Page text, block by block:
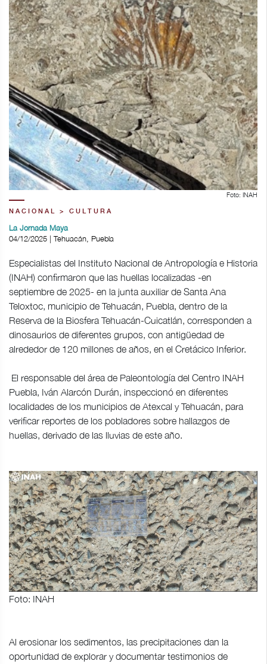
Foto: INAH
NACIONAL > CULTURA
La Jornada Maya
04/12/2025 | Tehuacán, Puebla
Especialistas del Instituto Nacional de Antropología e Historia
(INAH) confirmaron que las huellas localizadas -en
septiembre de 2025- en la junta auxiliar de Santa Ana
Teloxtoc, municipio de Tehuacán, Puebla, dentro de la
Reserva de la Biosfera Tehuacán-Cuicatlán, corresponden a
dinosaurios de diferentes grupos, con antigüedad de
alrededor de 120 millones de años, en el Cretácico Inferior.
El responsable del área de Paleontología del Centro INAH
Puebla, Iván Alarcón Durán, inspeccionó en diferentes
localidades de los municipios de Atexcal y Tehuacán, para
verificar reportes de los pobladores sobre hallazgos de
huellas, derivado de las lluvias de este año.
Foto: INAH
Al erosionar los sedimentos, las precipitaciones dan la
oportunidad de explorar y documentar testimonios de